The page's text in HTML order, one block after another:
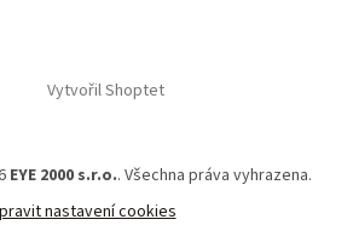
Vytvořil Shoptet
EYE 2000 s.r.o.. Všechna práva vyhrazena.
nastavení cookies